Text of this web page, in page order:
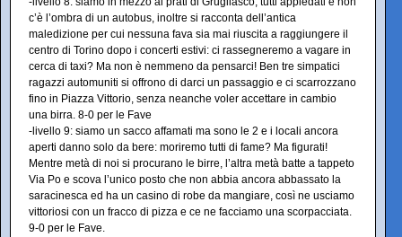
c’è l’ombra di un autobus, inoltre si racconta dell’antica
maledizione per cui nessuna fava sia mai riuscita a raggiungere il
centro di Torino dopo i concerti estivi: ci rassegneremo a vagare in
cerca di taxi? Ma non è nemmeno da pensarci! Ben tre simpatici
ragazzi automuniti si offrono di darci un passaggio e ci scarrozzano
fino in Piazza Vittorio, senza neanche voler accettare in cambio
una birra. 8-0 per le Fave
-livello 9: siamo un sacco affamati ma sono le 2 e i locali ancora
aperti danno solo da bere: moriremo tutti di fame? Ma figurati!
Mentre metà di noi si procurano le birre, l’altra metà batte a tappeto
Via Po e scova l’unico posto che non abbia ancora abbassato la
saracinesca ed ha un casino di robe da mangiare, così ne usciamo
vittoriosi con un fracco di pizza e ce ne facciamo una scorpacciata.
9-0 per le Fave.